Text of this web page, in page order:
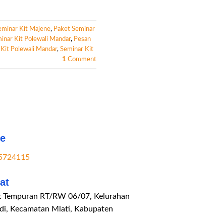
Kit Majene, Paket Seminar
Kit Polewali Mandar, Pesan
Polewali Mandar, Seminar Kit
1 Comment
Tempuran RT/RW 06/07, Kelurahan
Kecamatan Mlati, Kabupaten